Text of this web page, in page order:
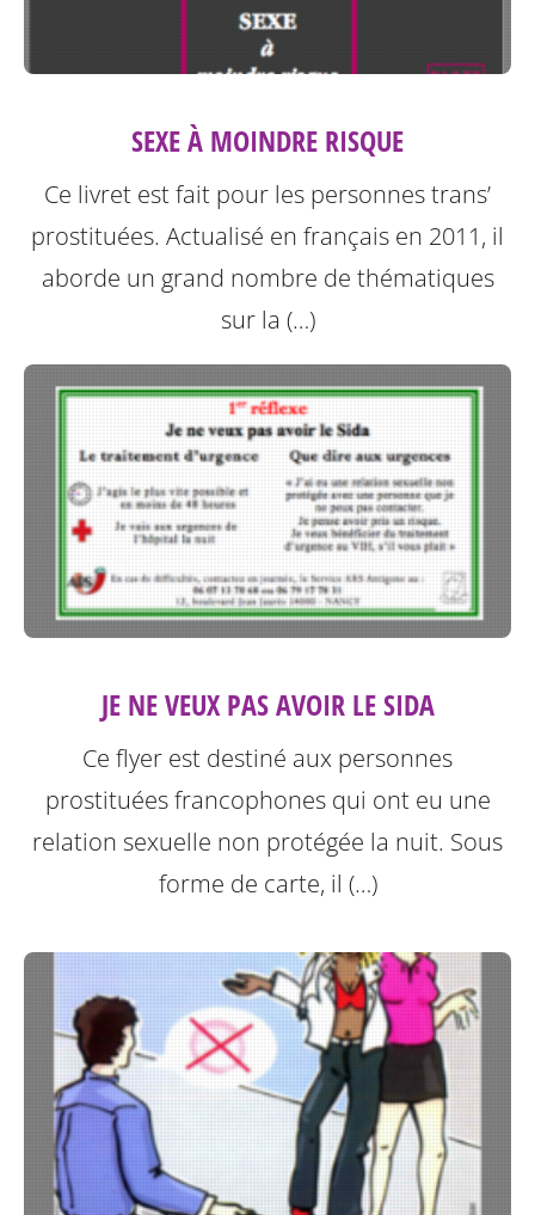
SEXE À MOINDRE RISQUE
Ce livret est fait pour les personnes trans’
prostituées. Actualisé en français en 2011, il
aborde un grand nombre de thématiques
sur la (…)
JE NE VEUX PAS AVOIR LE SIDA
Ce flyer est destiné aux personnes
prostituées francophones qui ont eu une
relation sexuelle non protégée la nuit. Sous
forme de carte, il (…)